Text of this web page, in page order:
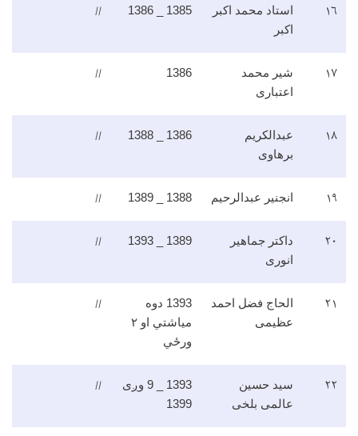
۱۶
استاد محمد اکبر
اکبر
1385 _ 1386
//
۱۷
شیر محمد
اعتباری
1386
//
۱۸
عبدالکریم
برهاوی
1386 _ 1388
//
۱۹ انجنیر عبدالرحیم 1388 _ 1389
//
۲۰
داکتر جماهیر
انوری
1389 _ 1393
//
۲۱
الحاج فضل احمد
عظیمی
1393 دوه
میاشتي او ۲
ورځي
//
۲۲
سید حسین
عالمی بلخی
1393 _ 9 وږی
1399
//